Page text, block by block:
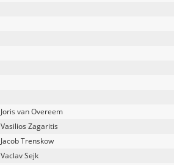
Joris van Overeem
Vasilios Zagaritis
Jacob Trenskow
Vaclav Sejk